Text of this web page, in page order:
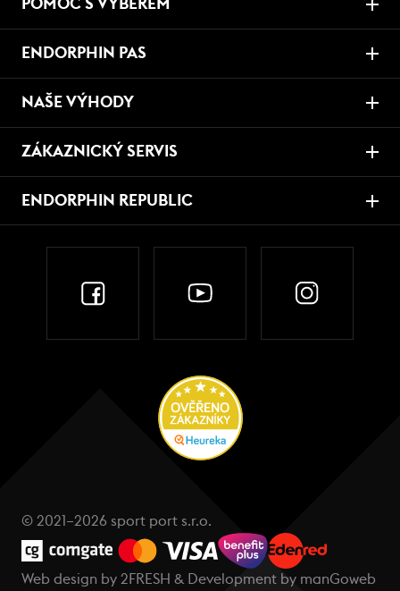
POMOC S VÝBĚREM
ENDORPHIN PAS
NAŠE VÝHODY
ZÁKAZNICKÝ SERVIS
ENDORPHIN REPUBLIC
© 2021–2026 sport port s.r.o.
Web design by 2FRESH & Development by manGoweb